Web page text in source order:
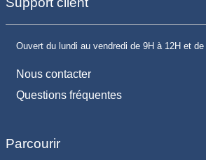
Ouvert du lundi au vendredi de 9H à 12H et
Nous contacter
Questions fréquentes
Parcourir